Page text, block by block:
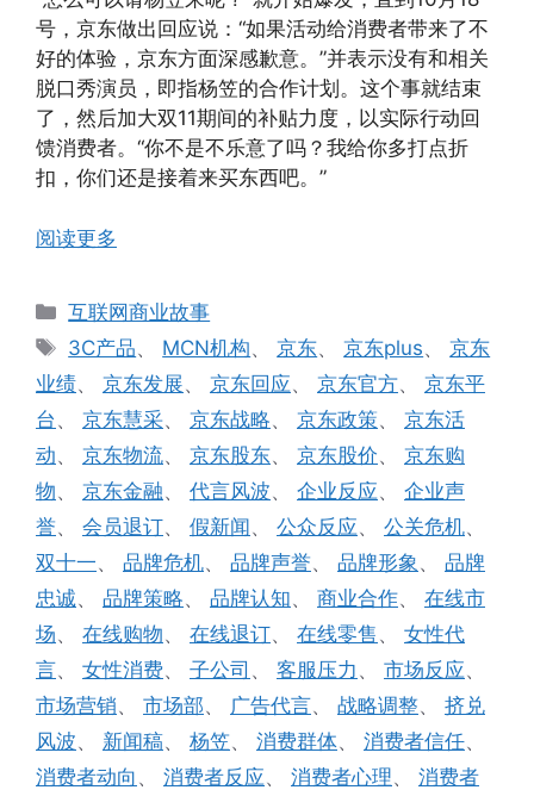
号，京东做出回应说：“如果活动给消费者带来了不
好的体验，京东方面深感歉意。”并表示没有和相关
脱口秀演员，即指杨笠的合作计划。这个事就结束
了，然后加大双11期间的补贴力度，以实际行动回
馈消费者。“你不是不乐意了吗？我给你多打点折
扣，你们还是接着来买东西吧。”
阅读更多
分
类
互联网商业故事
标
签
3C产品、 MCN机构、京东、京东plus、京东
业绩、 京东发展、 京东回应、 京东官方、 京东平
台 、 京东慧采、 京东战略、 京东政策、 京东活
动、 京东物流、 京东股东、 京东股价、 京东购
物、 京东金融、 代言风波、 企业反应、 企业声
誉、 会员退订、 假新闻、 公众反应、 公关危机、
双十一、 品牌危机、 品牌声誉、 品牌形象 、 品牌
忠诚、 品牌策略、 品牌认知、 商业合作、 在线市
场、 在线购物、 在线退订、 在线零售 、 女性代
言、 女性消费、 子公司 、 客服压力 、 市场反应、
市场营销、 市场部、 广告代言、 战略调整、 挤兑
风波、 新闻稿、 杨笠、 消费群体、 消费者信任、
消费者动向 、 消费者反应、 消费者心理、 消费者